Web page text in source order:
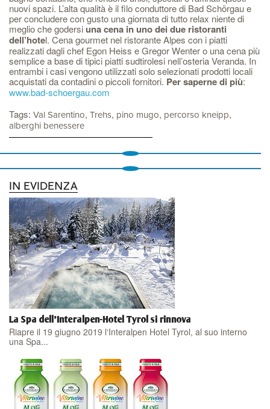
nuovi spazi. L’alta qualità è il filo conduttore di Bad Schörgau e
per concludere con gusto una giornata di tutto relax niente di
meglio che godersi una cena in uno dei due ristoranti
dell’hotel. Cena gourmet nel ristorante Alpes con i piatti
realizzati dagli chef Egon Heiss e Gregor Wenter o una cena più
semplice a base di tipici piatti sudtirolesi nell’osteria Veranda. In
entrambi i casi vengono utilizzati solo selezionati prodotti locali
acquistati da contadini o piccoli fornitori. Per saperne di più:
www.bad-schoergau.com
Tags: Val Sarentino, Trehs, pino mugo, percorso kneipp,
alberghi benessere
IN EVIDENZA
La Spa dell'Interalpen-Hotel Tyrol si rinnova
Riapre il 19 giugno 2019 l‘Interalpen Hotel Tyrol, al suo interno
una Spa...